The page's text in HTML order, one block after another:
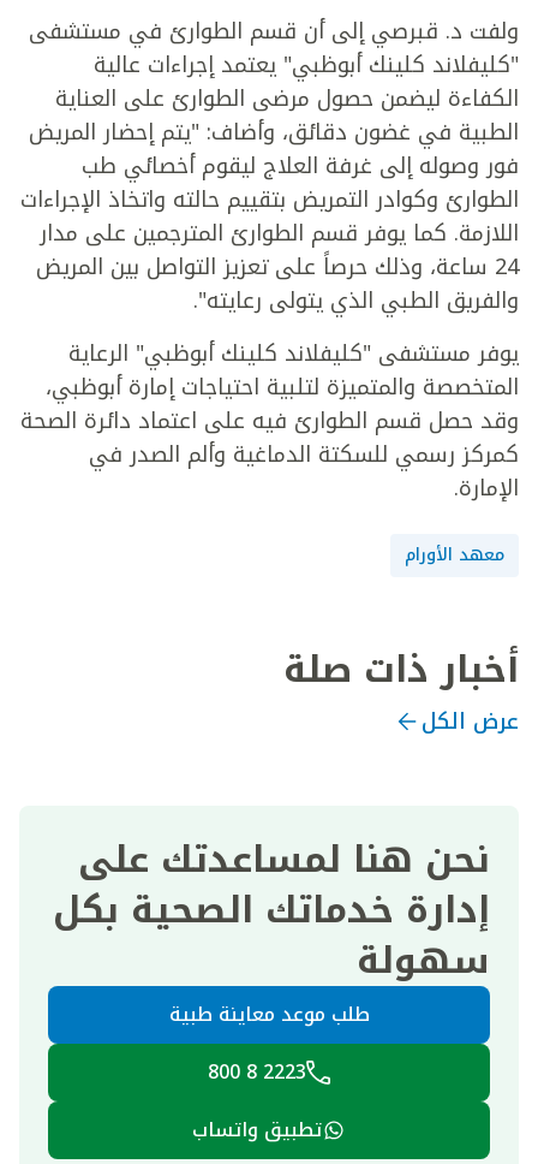
ولفت د. قبرصي إلى أن قسم الطوارئ في مستشفى
"كليفلاند كلينك أبوظبي" يعتمد إجراءات عالية
الكفاءة ليضمن حصول مرضى الطوارئ على العناية
الطبية في غضون دقائق، وأضاف: "يتم إحضار المريض
فور وصوله إلى غرفة العلاج ليقوم أخصائي طب
الطوارئ وكوادر التمريض بتقييم حالته واتخاذ الإجراءات
اللازمة. كما يوفر قسم الطوارئ المترجمين على مدار
24 ساعة، وذلك حرصاً على تعزيز التواصل بين المريض
والفريق الطبي الذي يتولى رعايته".
يوفر مستشفى "كليفلاند كلينك أبوظبي" الرعاية
المتخصصة والمتميزة لتلبية احتياجات إمارة أبوظبي،
وقد حصل قسم الطوارئ فيه على اعتماد دائرة الصحة
كمركز رسمي للسكتة الدماغية وألم الصدر في
الإمارة.
معهد الأورام
أخبار ذات صلة
عرض الكل
نحن هنا لمساعدتك على
إدارة خدماتك الصحية بكل
سهولة
طلب موعد معاينة طبية
2223 8 800
تطبيق واتساب